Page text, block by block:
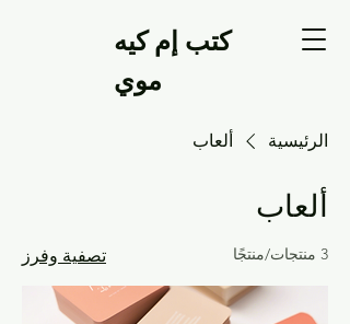
كتب إم كيه
موي
الرئيسية ألعاب
ألعاب
3 منتجات/منتجًا تصفية وفرز